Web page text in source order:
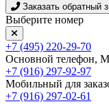
Заказать обратный
Выберите номер
+7 (495) 220-29-70
Основной телефон,
+7 (916) 297-92-97
Мобильный для
+7 (916) 297-02-61